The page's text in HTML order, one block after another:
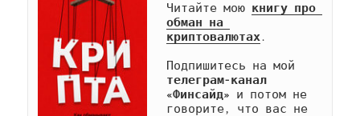
Читайте мою книгу про
обман на
криптовалютах .
телеграм-канал
«Финсайд» и потом не
говорите, что вас не